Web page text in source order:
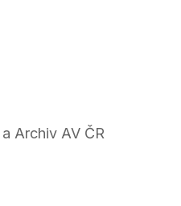
Archiv AV ČR